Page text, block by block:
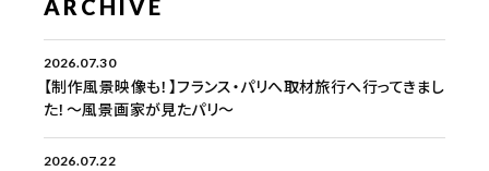
ARCHIVE
2026.07.30
【制作風景映像も！】フランス・パリへ取材旅行へ行ってきまし
た！〜風景画家が見たパリ〜
2026.07.22